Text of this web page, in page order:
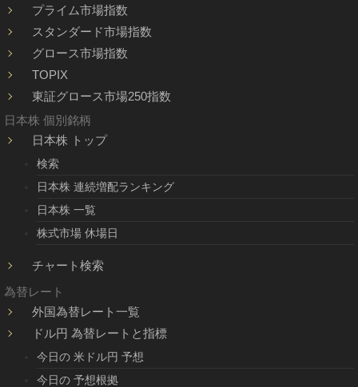
プライム市場指数
スタンダード市場指数
グロース市場指数
TOPIX
東証グロース市場250指数
日本株 個別銘柄
日本株 トップ
検索
日本株 連続増配ランキング
日本株 一覧
株式市場 休場日
チャート検索
為替レート
外国為替レート一覧
ドル円 為替レートと指標
今日の 米ドル円 予想
今日の 予想根拠